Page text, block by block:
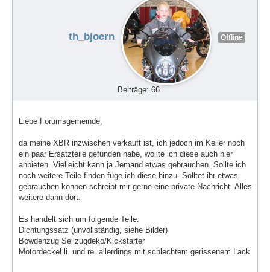
th_bjoern Offline
Beiträge: 66
Liebe Forumsgemeinde,
da meine XBR inzwischen verkauft ist, ich jedoch im Keller noch
ein paar Ersatzteile gefunden habe, wollte ich diese auch hier
anbieten. Vielleicht kann ja Jemand etwas gebrauchen. Sollte ich
noch weitere Teile finden füge ich diese hinzu. Solltet ihr etwas
gebrauchen können schreibt mir gerne eine private Nachricht. Alles
weitere dann dort.
Es handelt sich um folgende Teile:
Dichtungssatz (unvollständig, siehe Bilder)
Bowdenzug Seilzugdeko/Kickstarter
Motordeckel li. und re. allerdings mit schlechtem gerissenem Lack